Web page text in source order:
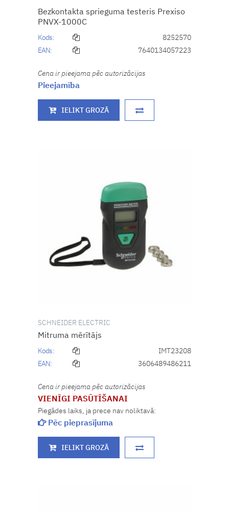
Bezkontakta sprieguma testeris Prexiso
PNVX-1000C
Kods:
8252570
EAN:
7640134057223
Cena ir pieejama pēc autorizācijas
Pieejamība
IELIKT GROZĀ
SCHNEIDER ELECTRIC
Mitruma mērītājs
Kods:
IMT23208
EAN:
3606489486211
Cena ir pieejama pēc autorizācijas
VIENĪGI PASŪTĪŠANAI
Piegādes laiks, ja prece nav noliktavā:
Pēc pieprasījuma
IELIKT GROZĀ